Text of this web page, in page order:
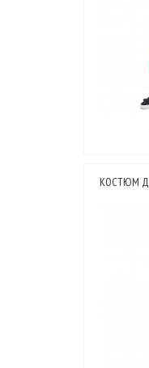
КОСТЮМ